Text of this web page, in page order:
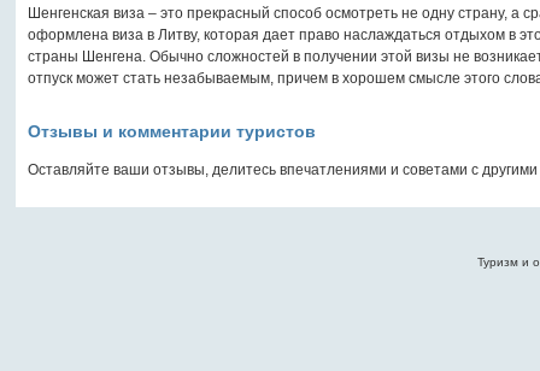
Шенгенская виза – это прекрасный способ осмотреть не одну страну, а
оформлена виза в Литву, которая дает право наслаждаться отдыхом в
страны Шенгена. Обычно сложностей в получении этой визы не
отпуск может стать незабываемым, причем в хорошем смысле этого
Отзывы и комментарии туристов
Оставляйте ваши отзывы, делитесь впечатлениями и советами с
Туризм и